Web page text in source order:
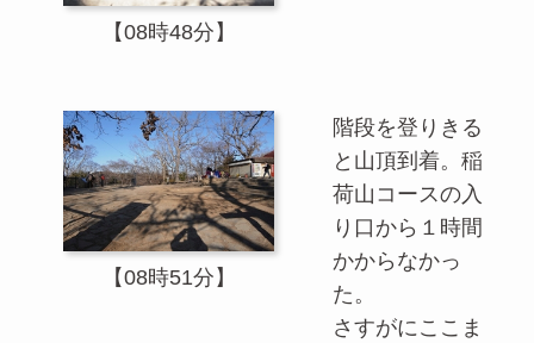
【08時48分】
【08時51分】
階段を登りきる
と山頂到着。稲
荷山コースの入
り口から１時間
かからなかっ
た。
さすがにここま